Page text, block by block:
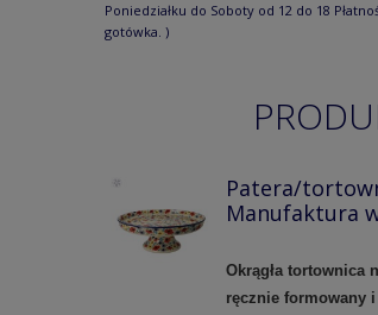
Poniedziałku do Soboty od 12 do 18
gotówka. )
Patera/
Manufaktura
Okrągła tortownica
ręcznie formowany